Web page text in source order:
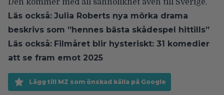
Den kommer med all sannolikhet även till Sverige.
Läs också: Julia Roberts nya mörka drama
beskrivs som ”hennes bästa skådespel hittills”
Läs också: Filmåret blir hysteriskt: 31 komedier
att se fram emot 2025
Lägg till MZ som önskad källa på Google